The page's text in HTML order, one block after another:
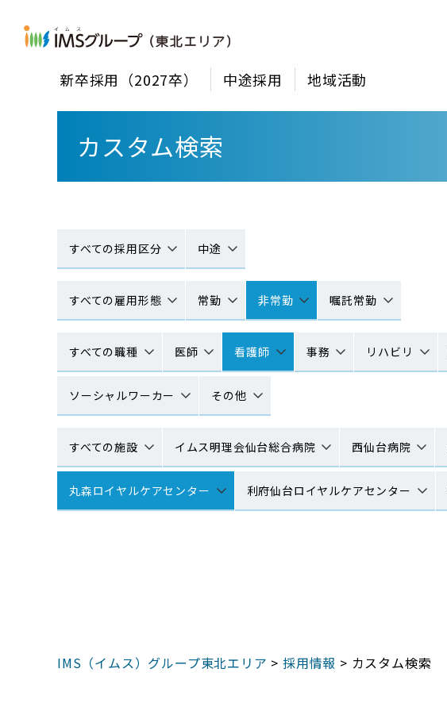
新卒採用（2027卒） 中途採用 地域活動
カスタム検索
すべての採用区分 中途
すべての雇用形態 常勤 非常勤 嘱託常勤
すべての職種 医師 看護師 事務 リハビリ
ソーシャルワーカー その他
すべての施設 イムス明理会仙台総合病院 西仙台病院
丸森ロイヤルケアセンター 利府仙台ロイヤルケアセンター
IMS（イムス）グループ東北エリア >採用情報 > カスタム検索